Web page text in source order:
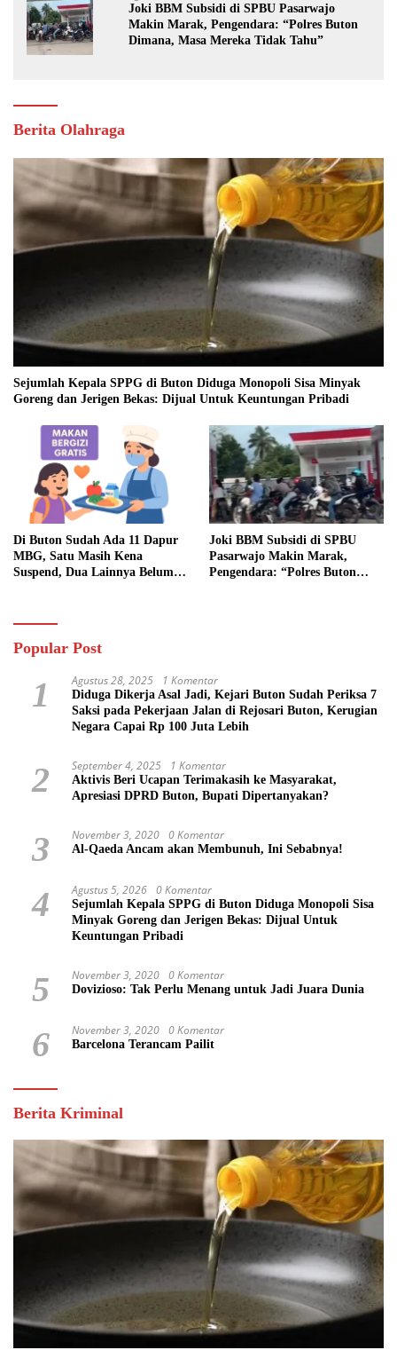
Joki BBM Subsidi di SPBU Pasarwajo
Makin Marak, Pengendara: “Polres Buton
Dimana, Masa Mereka Tidak Tahu”
Berita Olahraga
Sejumlah Kepala SPPG di Buton Diduga Monopoli Sisa Minyak
Goreng dan Jerigen Bekas: Dijual Untuk Keuntungan Pribadi
Di Buton Sudah Ada 11 Dapur
MBG, Satu Masih Kena
Suspend, Dua Lainnya Belum
Joki BBM Subsidi di SPBU
Pasarwajo Makin Marak,
Pengendara: “Polres Buton
Popular Post
1 Agustus 28, 2025 1 Komentar
Diduga Dikerja Asal Jadi, Kejari Buton Sudah Periksa 7
Saksi pada Pekerjaan Jalan di Rejosari Buton, Kerugian
Negara Capai Rp 100 Juta Lebih
2 September 4, 2025 1 Komentar
Aktivis Beri Ucapan Terimakasih ke Masyarakat,
Apresiasi DPRD Buton, Bupati Dipertanyakan?
3 November 3, 2020 0 Komentar
Al-Qaeda Ancam akan Membunuh, Ini Sebabnya!
4 Agustus 5, 2026 0 Komentar
Sejumlah Kepala SPPG di Buton Diduga Monopoli Sisa
Minyak Goreng dan Jerigen Bekas: Dijual Untuk
Keuntungan Pribadi
5 November 3, 2020 0 Komentar
Dovizioso: Tak Perlu Menang untuk Jadi Juara Dunia
6 November 3, 2020 0 Komentar
Barcelona Terancam Pailit
Berita Kriminal